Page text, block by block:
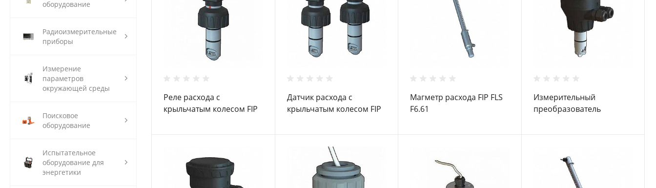
оборудование
Радиоизмерительные
приборы
Измерение
параметров
окружающей среды
Поисковое
оборудование
Испытательное
оборудование для
энергетики
Реле расхода с
крыльчатым колесом FIP
Датчик расхода с
крыльчатым колесом FIP
Магметр расхода FIP FLS
F6.61
Измерительный
преобразователь